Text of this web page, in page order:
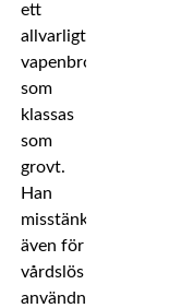
ett
allvarligt
vapenbrott
som
klassas
som
grovt.
Han
misstänks
även för
vårdslös
användning